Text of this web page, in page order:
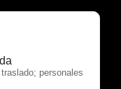
personales